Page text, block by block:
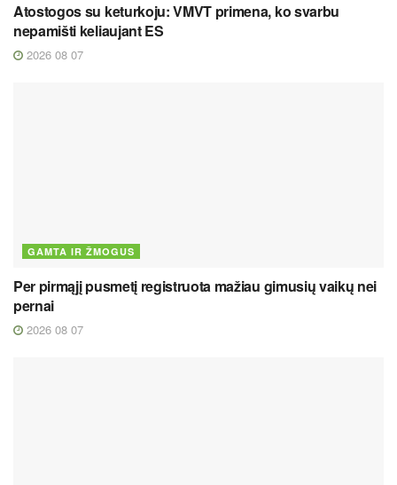
Atostogos su keturkoju: VMVT primena, ko svarbu
nepamišti keliaujant ES
2026 08 07
GAMTA IR ŽMOGUS
Per pirmąjį pusmetį registruota mažiau gimusių vaikų nei
pernai
2026 08 07